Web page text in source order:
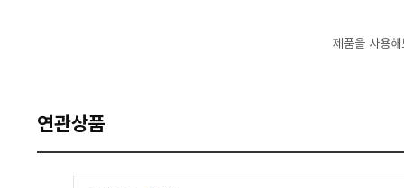
제품을 사용
연관상품